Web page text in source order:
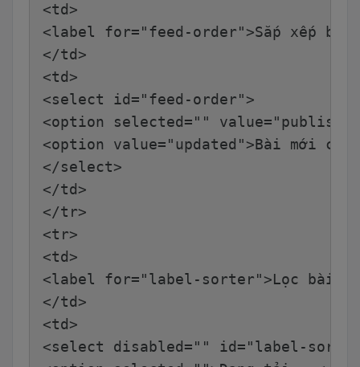
<td>
<label for="feed-order">Sắp xếp
</td>
<td>
<select id="feed-order">
<option selected=""
<option value="updated">Bài mới
</select>
</td>
</tr>
<tr>
<td>
<label for="label-sorter">Lọc bài
</td>
<td>
<select disabled="" id="label-